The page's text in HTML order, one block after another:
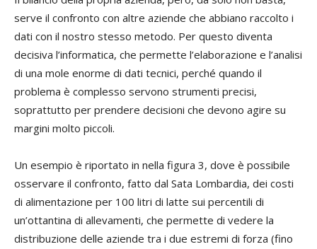
serve il confronto con altre aziende che abbiano raccolto i
dati con il nostro stesso metodo. Per questo diventa
decisiva l’informatica, che permette l’elaborazione e l’analisi
di una mole enorme di dati tecnici, perché quando il
problema è complesso servono strumenti precisi,
soprattutto per prendere decisioni che devono agire su
margini molto piccoli.
Un esempio è riportato in nella figura 3, dove è possibile
osservare il confronto, fatto dal Sata Lombardia, dei costi
di alimentazione per 100 litri di latte sui percentili di
un’ottantina di allevamenti, che permette di vedere la
distribuzione delle aziende tra i due estremi di forza (fino